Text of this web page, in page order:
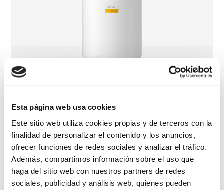
Esta página web usa cookies
Este sitio web utiliza cookies propias y de terceros con la
finalidad de personalizar el contenido y los anuncios,
ofrecer funciones de redes sociales y analizar el tráfico.
Además, compartimos información sobre el uso que
haga del sitio web con nuestros partners de redes
sociales, publicidad y análisis web, quienes pueden
10% Urea Repairing Lotion